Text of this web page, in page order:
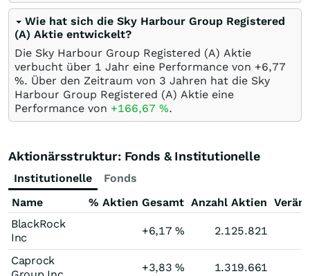
Wie hat sich die Sky Harbour Group Registered
(A) Aktie entwickelt?
Die Sky Harbour Group Registered (A) Aktie
verbucht über 1 Jahr eine Performance von +6,77
%. Über den Zeitraum von 3 Jahren hat die Sky
Harbour Group Registered (A) Aktie eine
Performance von +166,67 %.
Aktionärsstruktur: Fonds & Institutionelle
Institutionelle
Fonds
Name
% Aktien Gesamt Anzahl Aktien
BlackRock
Inc
+6,17% 2.125.821
Caprock
+3,83% 1.319.661